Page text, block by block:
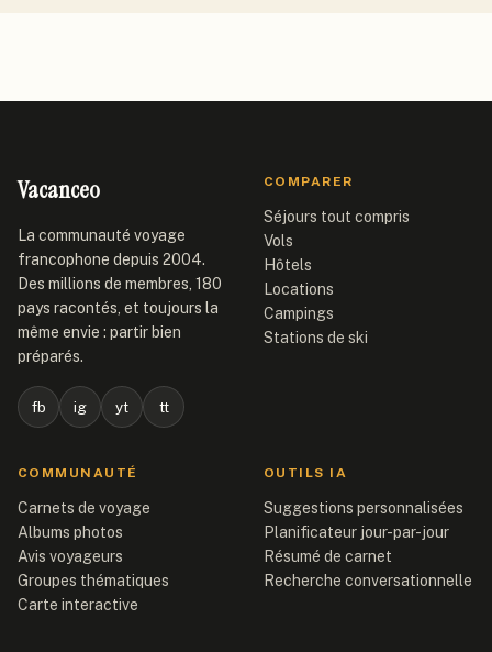
Vacanceo
La communauté voyage
francophone depuis 2004.
Des millions de membres, 180
pays racontés, et toujours la
même envie : partir bien
préparés.
fb ig yt tt
COMPARER
Séjours tout compris
Vols
Hôtels
Locations
Campings
Stations de ski
COMMUNAUTÉ
Carnets de voyage
Albums photos
Avis voyageurs
Groupes thématiques
Carte interactive
OUTILS IA
Suggestions personnalisées
Planificateur jour-par-jour
Résumé de carnet
Recherche conversationnelle